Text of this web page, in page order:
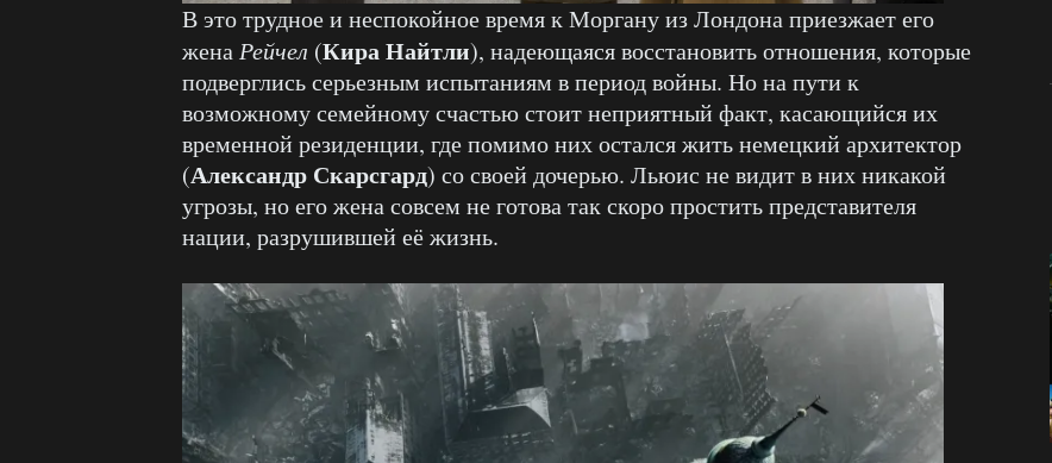
В это трудное и неспокойное время к Моргану из Лондона приезжает его
жена Рейчел (Кира Найтли), надеющаяся восстановить отношения, которые
подверглись серьезным испытаниям в период войны. Но на пути к
возможному семейному счастью стоит неприятный факт, касающийся их
временной резиденции, где помимо них остался жить немецкий архитектор
(Александр Скарсгард) со своей дочерью. Льюис не видит в них никакой
угрозы, но его жена совсем не готова так скоро простить представителя
нации, разрушившей её жизнь.